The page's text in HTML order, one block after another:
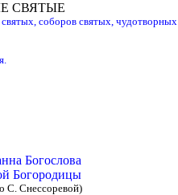
СВЯТЫЕ
соборов святых, чудотворных
Богослова
Богородицы
С. Снессоревой)